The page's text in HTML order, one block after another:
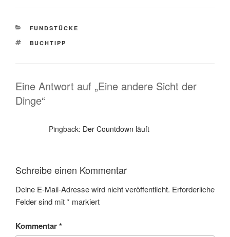
KATEGORIEN
FUNDSTÜCKE
SCHLAGWÖRTER
BUCHTIPP
Eine Antwort auf „Eine andere Sicht der
Dinge“
Pingback: Der Countdown läuft
Schreibe einen Kommentar
Deine E-Mail-Adresse wird nicht veröffentlicht. Erforderliche
Felder sind mit* markiert
Kommentar*